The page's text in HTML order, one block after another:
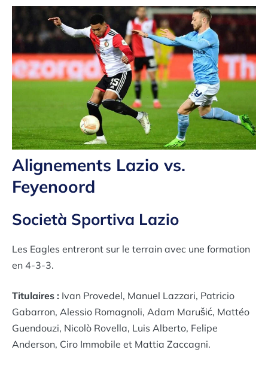
Alignements Lazio vs.
Feyenoord
Società Sportiva Lazio
Les Eagles entreront sur le terrain avec une formation
en 4-3-3.
Titulaires : Ivan Provedel, Manuel Lazzari, Patricio
Gabarron, Alessio Romagnoli, Adam Marušić, Mattéo
Guendouzi, Nicolò Rovella, Luis Alberto, Felipe
Anderson, Ciro Immobile et Mattia Zaccagni.